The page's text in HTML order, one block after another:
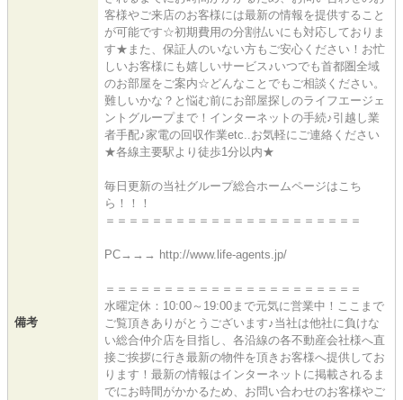
備考
客様やご来店のお客様には最新の情報を提供すること
が可能です☆初期費用の分割払いにも対応しておりま
す★また、保証人のいない方もご安心ください！お忙
しいお客様にも嬉しいサービス♪いつでも首都圏全域
のお部屋をご案内☆どんなことでもご相談ください。
難しいかな？と悩む前にお部屋探しのライフエージェ
ントグループまで！インターネットの手続♪引越し業
者手配♪家電の回収作業etc..お気軽にご連絡ください
★各線主要駅より徒歩1分以内★
毎日更新の当社グループ総合ホームページはこち
ら！！！
＝＝＝＝＝＝＝＝＝＝＝＝＝＝＝＝＝＝＝＝＝＝
PC→→→ http://www.life-agents.jp/
＝＝＝＝＝＝＝＝＝＝＝＝＝＝＝＝＝＝＝＝＝＝
水曜定休：10:00～19:00まで元気に営業中！ここまで
ご覧頂きありがとうございます♪当社は他社に負けな
い総合仲介店を目指し、各沿線の各不動産会社様へ直
接ご挨拶に行き最新の物件を頂きお客様へ提供してお
ります！最新の情報はインターネットに掲載されるま
でにお時間がかかるため、お問い合わせのお客様やご